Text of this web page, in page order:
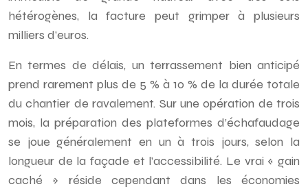
hétérogènes, la facture peut grimper à plusieurs
milliers d’euros.
En termes de délais, un terrassement bien anticipé
prend rarement plus de 5 % à 10 % de la durée totale
du chantier de ravalement. Sur une opération de trois
mois, la préparation des plateformes d’échafaudage
se joue généralement en un à trois jours, selon la
longueur de la façade et l’accessibilité. Le vrai « gain
caché » réside cependant dans les économies